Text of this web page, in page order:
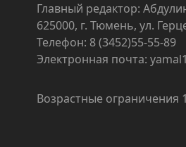
Главный редактор:
625000, г. Тюмень, ул.
Телефон: 8 (3452)55-55-89
Электронная почта:
Возрастные ограничения